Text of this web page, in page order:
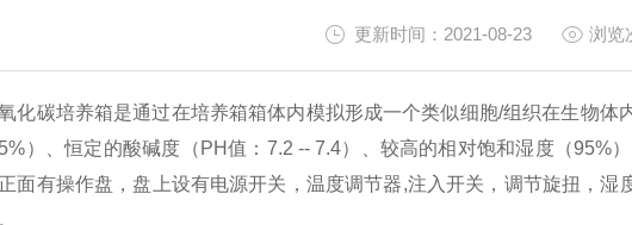
更新时间：2021-08-23 浏览
化碳培养箱是通过在培养箱箱体内模拟形成一个类似细胞/组织在生物体
5%）、恒定的酸碱度（ PH值： 7.2 -- 7.4）、较高的相对饱和湿度（95%
面有操作盘，盘上设有电源开关，温度调节器,注入开关，调节旋扭，湿